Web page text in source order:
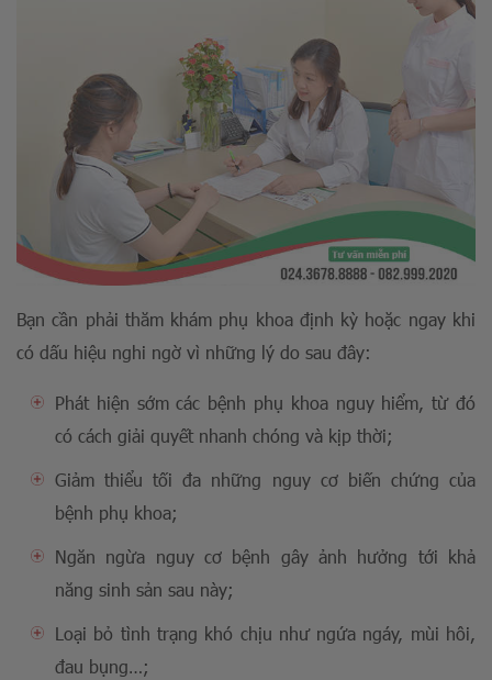
Bạn cần phải thăm khám phụ khoa định kỳ hoặc ngay khi
có dấu hiệu nghi ngờ vì những lý do sau đây:
Phát hiện sớm các bệnh phụ khoa nguy hiểm, từ đó
có cách giải quyết nhanh chóng và kịp thời;
Giảm thiểu tối đa những nguy cơ biến chứng của
bệnh phụ khoa;
Ngăn ngừa nguy cơ bệnh gây ảnh hưởng tới khả
năng sinh sản sau này;
Loại bỏ tình trạng khó chịu như ngứa ngáy, mùi hôi,
đau bụng…;